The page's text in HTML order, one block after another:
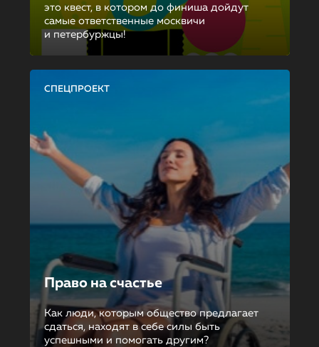
это квест, в котором до финиша дойдут
самые ответственные москвичи
и петербуржцы!
СПЕЦПРОЕКТ
Право на счастье
Как люди, которым общество предлагает
сдаться, находят в себе силы быть
успешными и помогать другим?